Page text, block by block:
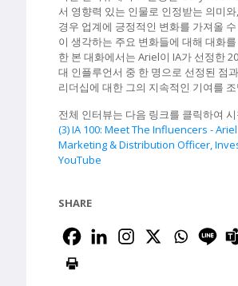
서 영향력 있는 인물로 인정받는 의미
경우 업계에 긍정적인 변화를 가져올
이 생각하는 주요 변화들에 대해 대화
한 본 대화에서는 Ariel이 IA가 선정한
대 인플루언서 중 한 명으로 선정된 점
리더십에 대한 그의 지속적인 기여를
전체 인터뷰는 다음 링크를 클릭하여
(3) IA 100: Meet The Influencers -
Marketing & Distribution Officer,
YouTube
SHARE